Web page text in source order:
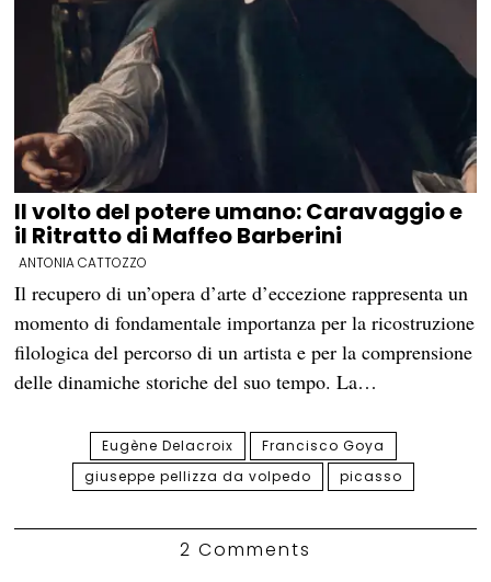
Il volto del potere umano: Caravaggio e
il Ritratto di Maffeo Barberini
ANTONIA CATTOZZO
Il recupero di un’opera d’arte d’eccezione rappresenta un
momento di fondamentale importanza per la ricostruzione
filologica del percorso di un artista e per la comprensione
delle dinamiche storiche del suo tempo. La…
Eugène Delacroix
Francisco Goya
giuseppe pellizza da volpedo
picasso
2 Comments